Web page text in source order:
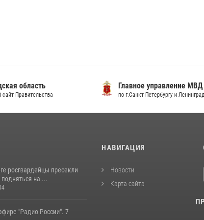
область
Правительства
Главное управление МВД
по г.Санкт-Петербургу и
росгвардейцы пресекли
на ...
"Радио России". 7
НАВИГАЦИЯ
Новости
Карта сайта